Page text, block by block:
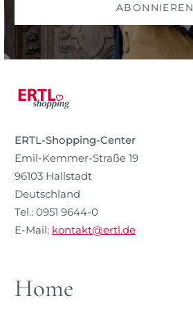
ABONNIEREN
ERTL-Shopping-Center
Emil-Kemmer-Straße 19
96103 Hallstadt
Deutschland
Tel.: 0951 9644-0
E-Mail: kontakt@ertl.de
Home